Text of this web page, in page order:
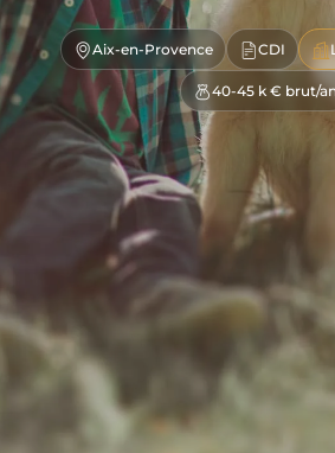
Aix-en-Provence CDI
40-45 k € brut/an